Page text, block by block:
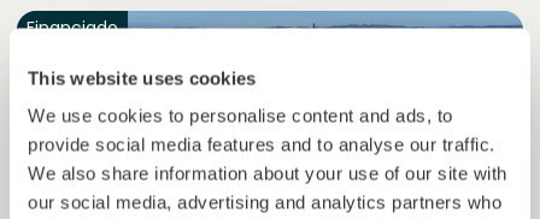
This website uses cookies
We use cookies to personalise content and ads, to
provide social media features and to analyse our traffic.
We also share information about your use of our site with
our social media, advertising and analytics partners who
Financiado